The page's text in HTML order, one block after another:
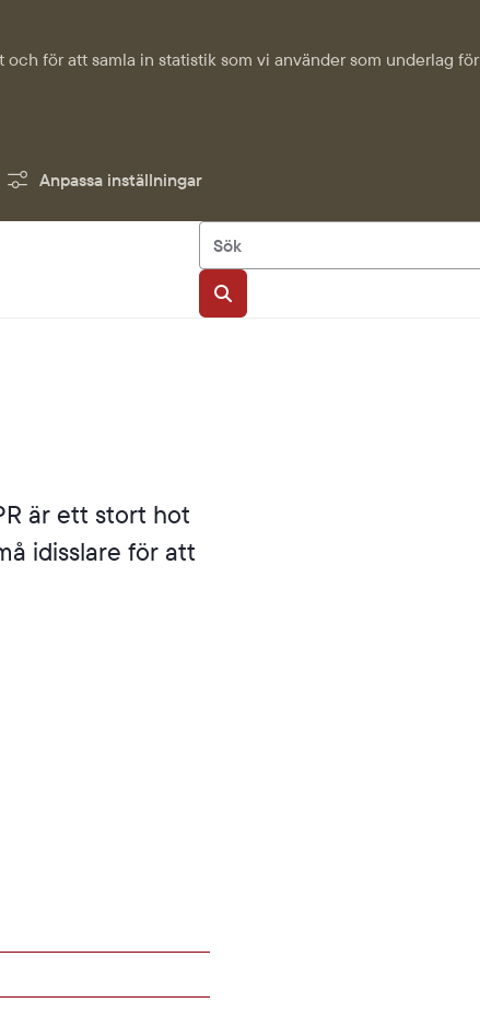
för att samla in statistik som vi använder som underlag för
Anpassa inställningar
Sök
är ett stort hot
idisslare för att